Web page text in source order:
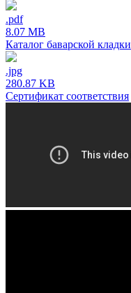
.pdf
8.07 MB
Каталог баварской кладки
.jpg
280.87 KB
Сертификат соответствия